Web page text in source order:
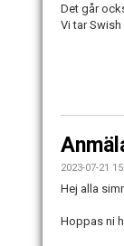
Det går
Vi tar
2023-07-21
Hej alla
Hoppas ni